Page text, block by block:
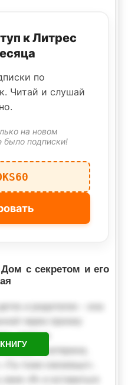
к Литрес
по
Читай и слушай
на новом
было подписки!
с секретом и его